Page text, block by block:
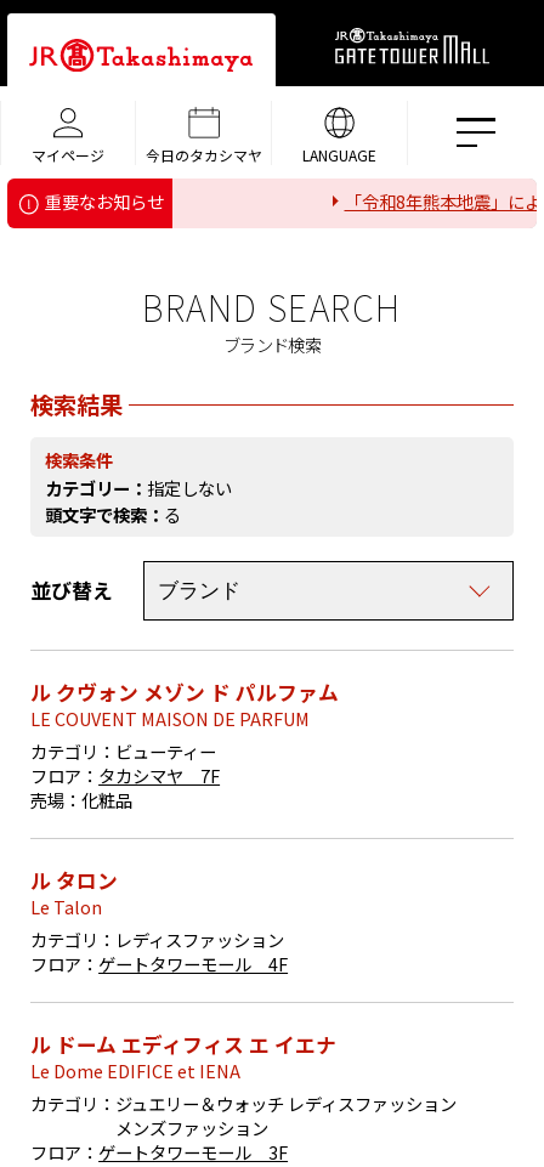
マイページ 今日のタカシマヤ LANGUAGE
重要なお知らせ 「令和8年熊本地震」によ
BRAND SEARCH
ブランド検索
検索結果
検索条件
カテゴリー： 指定しない
頭文字で検索： る
並び替え
ル クヴォン メゾン ド パルファム
LE COUVENT MAISON DE PARFUM
カテゴリ： ビューティー
フロア： タカシマヤ 7F
売場：化粧品
ル タロン
Le Talon
カテゴリ： レディスファッション
フロア： ゲートタワーモール 4F
ル ドーム エディフィス エ イエナ
Le Dome EDIFICE et IENA
カテゴリ： ジュエリー＆ウォッチ レディスファッション
メンズファッション
フロア： ゲートタワーモール 3F